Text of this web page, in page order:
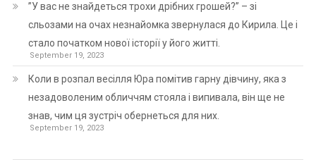
”У вас не знайдеться трохи дрібних грошей?” – зі
сльозами на очах незнайомка звернулася до Кирила. Це і
стало початком нової історії у його житті.
September 19, 2023
Коли в розпал весілля Юра помітив гарну дівчину, яка з
незадоволеним обличчям стояла і випивала, він ще не
знав, чим ця зустріч обернеться для них.
September 19, 2023